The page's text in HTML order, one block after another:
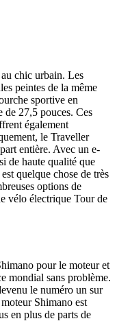
chic urbain. Les
peintes de la même
sportive en
de 27,5 pouces. Ces
également
le Traveller
entière. Avec un e-
de haute qualité que
quelque chose de très
options de
vélo électrique Tour de
pour le moteur et
mondial sans problème.
le numéro un sur
Shimano est
en plus de parts de